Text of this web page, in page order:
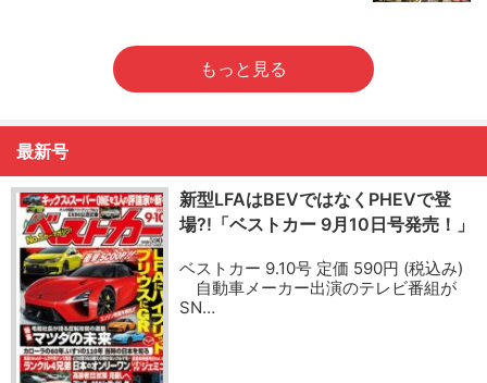
もっと見る
最新号
新型LFAはBEVではなくPHEVで登
場?!「ベストカー 9月10日号発売！」
ベストカー 9.10号 定価 590円 (税込み)
自動車メーカー出演のテレビ番組が
SN…